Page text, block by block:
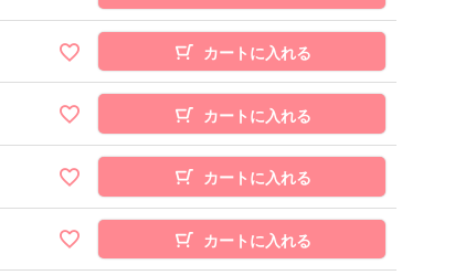
カートに入れる
カートに入れる
カートに入れる
カートに入れる